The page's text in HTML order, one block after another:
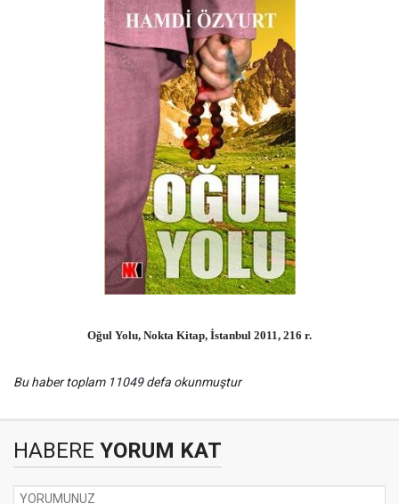
Oğul Yolu, Nokta Kitap, İstanbul 2011, 216 r.
Bu haber toplam 11049 defa okunmuştur
HABERE YORUM KAT